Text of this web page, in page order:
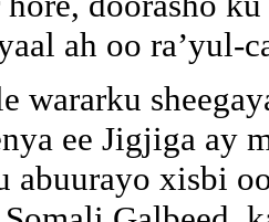
ah oo ra’yul-
wararku
ee Jigjiga ay
abuurayo xisbi